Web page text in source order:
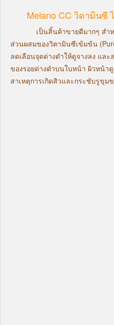
Melano CC วิตามินซี
เป็นสิ้นค้าขายดีมากๆ ส
ส่วนผสมของวิตามินซีเข้มข้น
ลดเลือนจุดด่างดำให้ดูจางลง แล
ของรอยด่างดำบนใบหน้า ผิวหน้า
สาเหตุการเกิดสิวและกระชับรูขุม